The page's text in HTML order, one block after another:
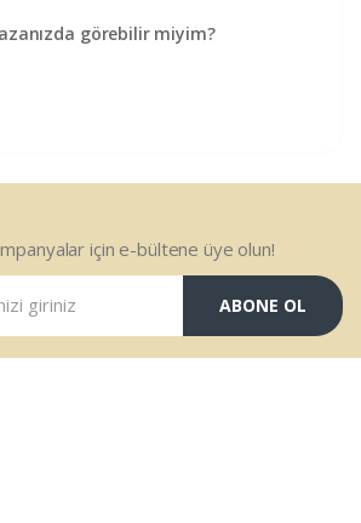
görebilir miyim?
için e-bültene üye olun!
ABONE OL